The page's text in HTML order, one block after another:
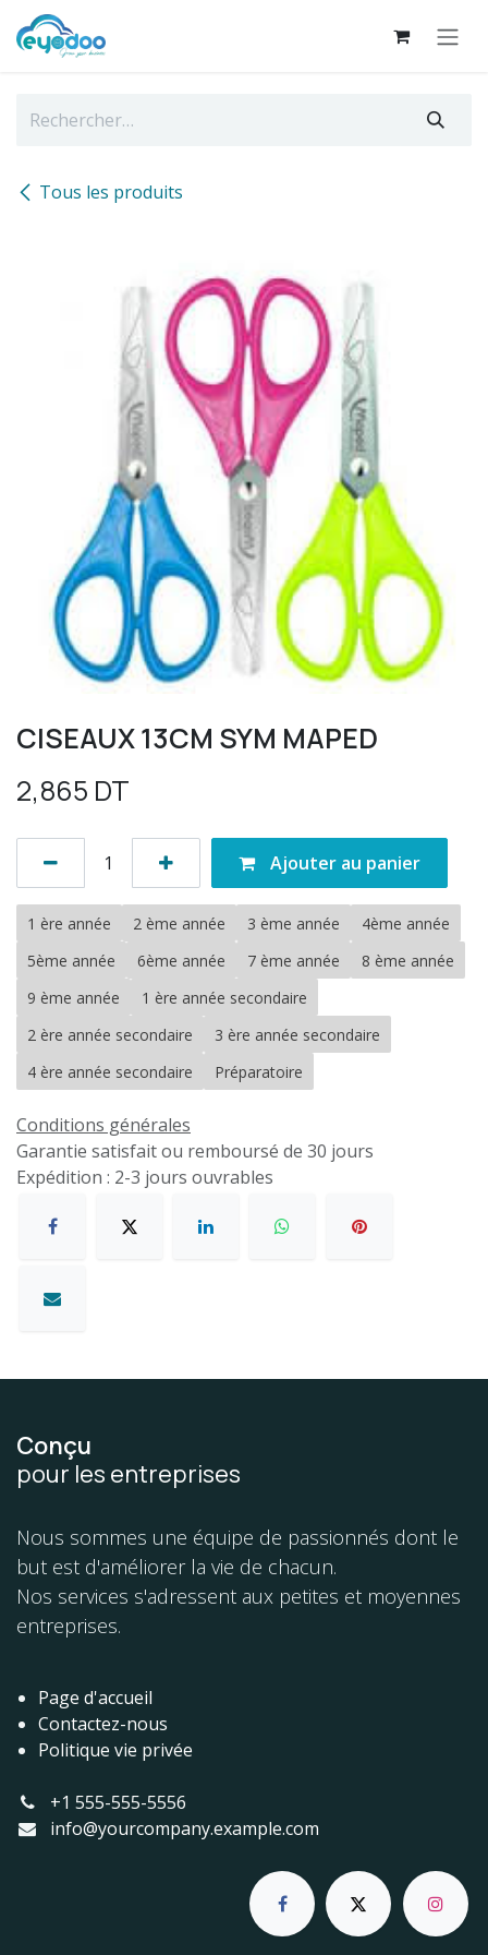
Se rendre au contenu
Tous les produits
CISEAUX 13CM SYM MAPED
2,865 DT
Ajouter au panier
1 ère année 2 ème année 3 ème année
4ème année
5ème année
6ème année 7 ème année
8 ème année
9 ème année
1 ère année secondaire
2 ère année secondaire
3 ère année secondaire
4 ère année secondaire
Préparatoire
Conditions générales
Garantie satisfait ou remboursé de 30 jours
Expédition : 2-3 jours ouvrables
Conçu
pour les entreprises
Nous sommes une équipe de passionnés dont le
but est d'améliorer la vie de chacun.
Nos services s'adressent aux petites et moyennes
entreprises.
Page d'accueil
Contactez-nous
Politique vie privée
+1 555-555-5556
info@yourcompany.example.com